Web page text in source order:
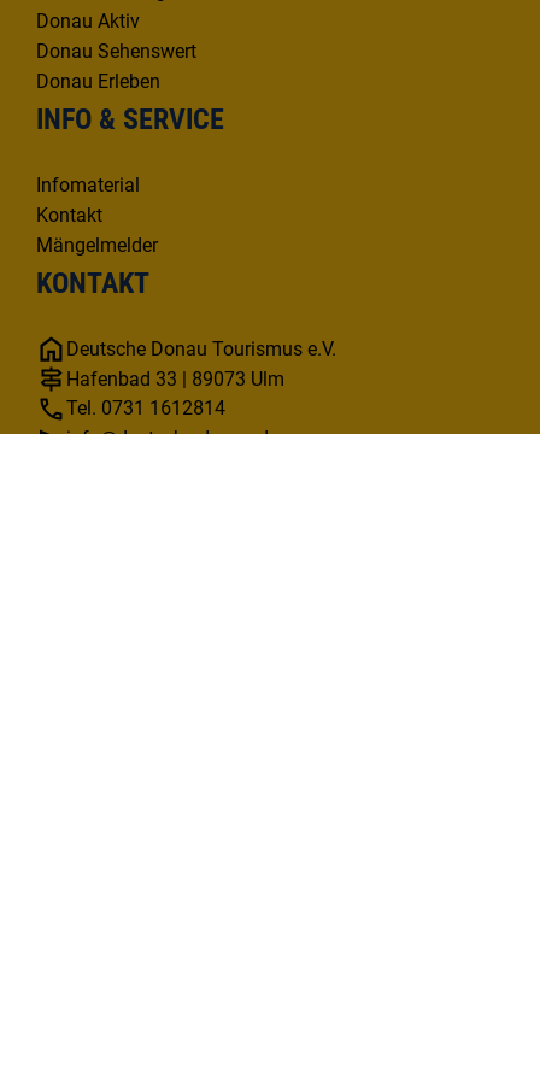
Donau Aktiv
Donau Sehenswert
Donau Erleben
INFO & SERVICE
Infomaterial
Kontakt
Mängelmelder
KONTAKT
Deutsche Donau Tourismus e.V.
Hafenbad 33 | 89073 Ulm
Tel. 0731 1612814
info@deutsche-donau.de